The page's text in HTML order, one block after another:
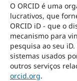
O ORCID é uma
lucrativos, que
ORCID iD - que o
mecanismo para
pesquisa ao seu
sistemas usados
outros serviços
orcid.org.